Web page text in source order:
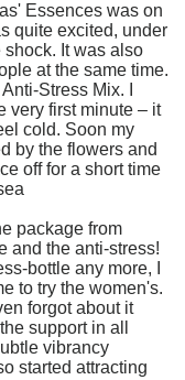
Essences was on
quite excited, under
shock. It was also
at the same time.
Stress Mix. I
very first minute – it
cold. Soon my
by the flowers and
off for a short time
package from
and the anti-stress!
bottle any more, I
to try the women's.
forgot about it
support in all
vibrancy
started attracting